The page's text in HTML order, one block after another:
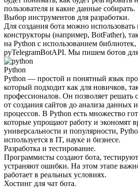
пользователя и какие данные собирать.
Выбор инструментов для разработки.
Для создания бота можно использовать
конструкторы (например, BotFather),
на Python с использованием
pyTelegramBotAPI. Мы пишем ботов для
Python
Python — простой и понятный язык
который подходит как для новичков,
профессионалов. Он позволяет решать
от создания сайтов до анализа данных
процессов. В Python есть множество
которые упрощают работу и экономят
универсальности и популярности,
используется в IT, науке и бизнесе.
Разработка и тестирование.
Программисты создают бота,
устраняют ошибки. На этом этапе
работает в реальных условиях.
Хостинг для чат бота.